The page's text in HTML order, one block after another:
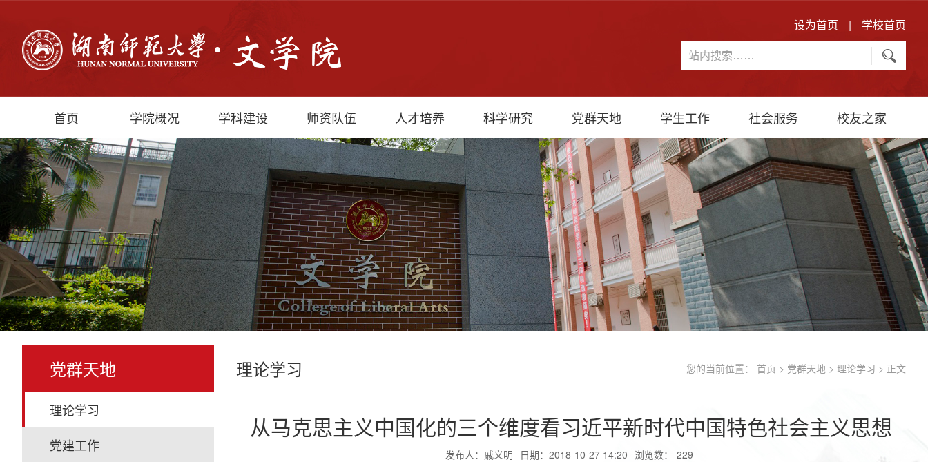
设为首页 | 学校首页
首页 学院概况 学科建设 师资队伍 人才培养 科学研究 党群天地 学生工作 社会服务 校友之家
党群天地
理论学习
党建工作
理论学习 您的当前位置： 首页 > 党群天地 > 理论学习 > 正文
从马克思主义中国化的三个维度看习近平新时代中国特色社会主义思想
发布人：戚义明 日期：2018-10-27 14:20 浏览数： 229